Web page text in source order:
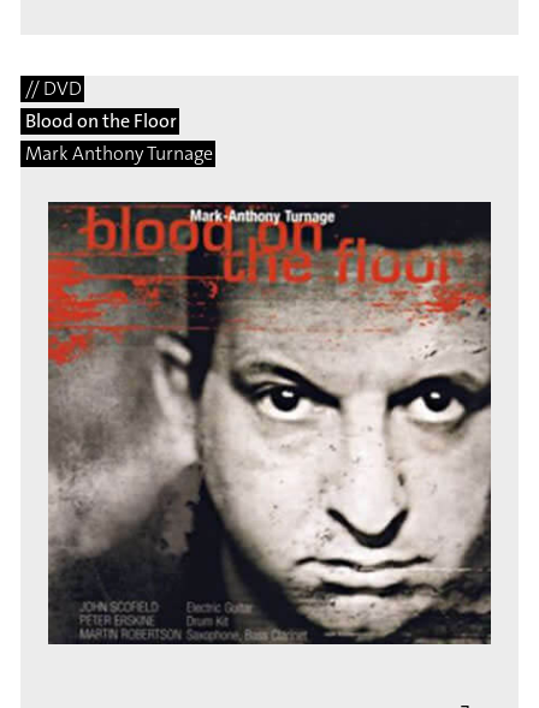
// DVD
Blood on the Floor
Mark Anthony Turnage